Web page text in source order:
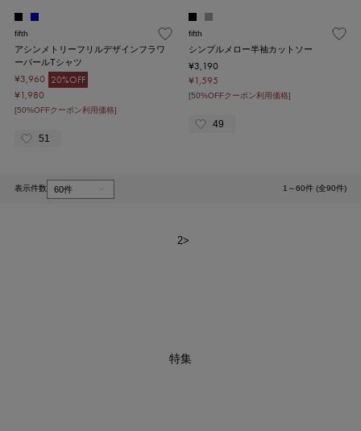
fifth
アシンメトリーフリルデザインフラワ
ーパールTシャツ
¥3,960 20%OFF
¥1,980
[50%OFFクーポン利用価格]
51
fifth
シンプルメロー半袖カットソー
¥3,190
¥1,595
[50%OFFクーポン利用価格]
49
表示件数 1～60件 (全90件)
2>
特集